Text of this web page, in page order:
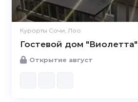
Курорты Сочи, Лоо
Гостевой дом "Виолетта"
Открытие август